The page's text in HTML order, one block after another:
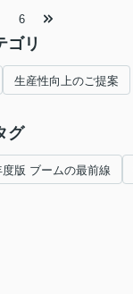
6
ゴリ
生産性向上のご提案
グ
度版 ブームの最前線